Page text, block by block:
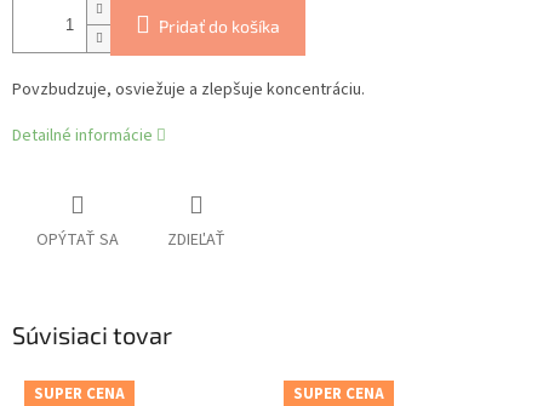
Pridať do košíka
Povzbudzuje, osviežuje a zlepšuje koncentráciu.
Detailné informácie
OPÝTAŤ SA ZDIEĽAŤ
Súvisiaci tovar
SUPER CENA
SUPER CENA